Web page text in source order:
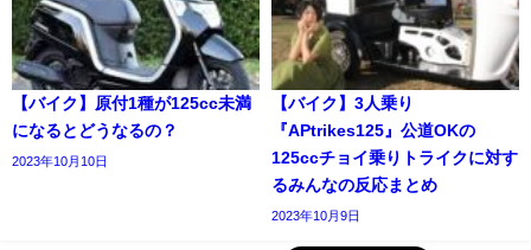
【バイク】原付1種が125cc未満
になるとどうなるの？
2023年10月10日
【バイク】3人乗り
『APtrikes125』公道OKの
125ccチョイ乗りトライクに対す
るみんなの反応まとめ
2023年10月9日